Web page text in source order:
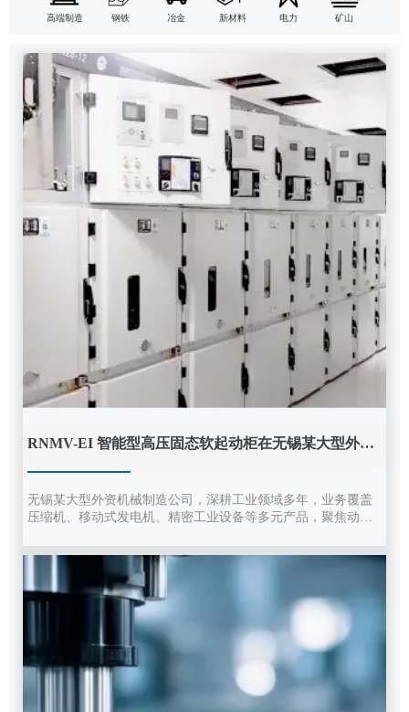
高端制造 钢铁 冶金 新材料 电力 矿山
RNMV-EI 智能型高压固态软起动柜在无锡某大型外企
机械制造公司的服务
无锡某大型外资机械制造公司，深耕工业领域多年，业务覆盖
压缩机、移动式发电机、精密工业设备等多元产品，聚焦动力